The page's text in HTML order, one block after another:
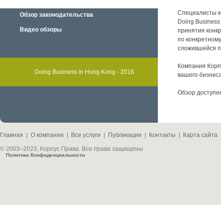
Обзор законодательства
Видео обзоры
Doing Business in Hong Kong - 2016
Специалисты
Doing
принятия
по
сложившейся
Компания
вашего
Обзор
Главная О компании Все услуги Публикации Контакты
Карта сайта
© 2003–2023, Корпус Права. Все права защищены
Политика Конфиденциальности